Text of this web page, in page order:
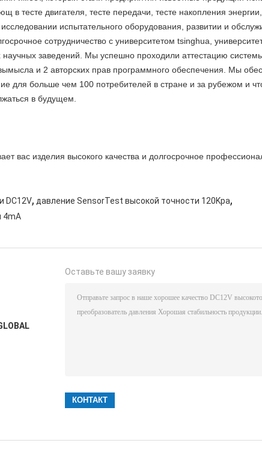
в тесте двигателя, тесте передачи, тесте накопления
исследовании испытательного оборудования, развитии и
сотрудничество с университетом tsinghua,
заведений. Мы успешно проходили аттестацию
и 2 авторских прав программного обеспечения. Мы
для больше чем 100 потребителей в стране и за рубежом и
в будущем.
вас изделия высокого качества и долгосрочное
DC12V, давление SensorTest высокой точности 120Kpa,
4mA
Оставьте вашу заявку